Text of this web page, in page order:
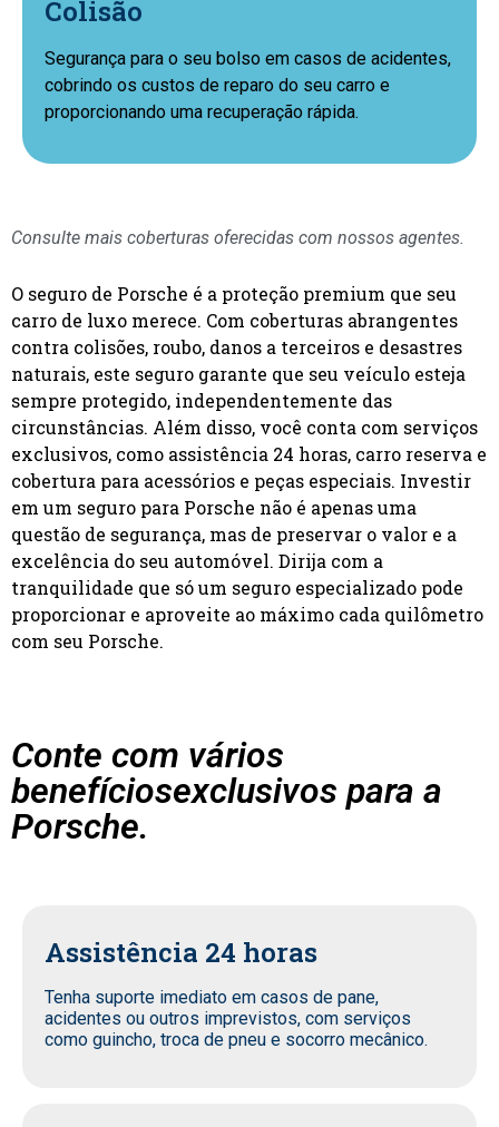
Colisão
Segurança para o seu bolso em casos de acidentes,
cobrindo os custos de reparo do seu carro e
proporcionando uma recuperação rápida.
Consulte mais coberturas oferecidas com nossos agentes.
O seguro de Porsche é a proteção premium que seu
carro de luxo merece. Com coberturas abrangentes
contra colisões, roubo, danos a terceiros e desastres
naturais, este seguro garante que seu veículo esteja
sempre protegido, independentemente das
circunstâncias. Além disso, você conta com serviços
exclusivos, como assistência 24 horas, carro reserva e
cobertura para acessórios e peças especiais. Investir
em um seguro para Porsche não é apenas uma
questão de segurança, mas de preservar o valor e a
excelência do seu automóvel. Dirija com a
tranquilidade que só um seguro especializado pode
proporcionar e aproveite ao máximo cada quilômetro
com seu Porsche.
Conte com vários
benefíciosexclusivos para a
Porsche.
Assistência 24 horas
Tenha suporte imediato em casos de pane,
acidentes ou outros imprevistos, com serviços
como guincho, troca de pneu e socorro mecânico.